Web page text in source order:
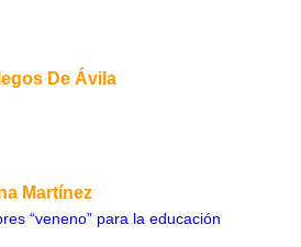
De Ávila
Martínez
“veneno” para la educación